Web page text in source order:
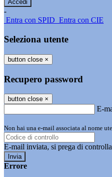
-
Entra con SPID Entra con CIE
Seleziona utente
button close ×
Recupero password
button close ×
E-
Non hai una e-mail associata al nome
E-mail inviata, si prega di
Errore